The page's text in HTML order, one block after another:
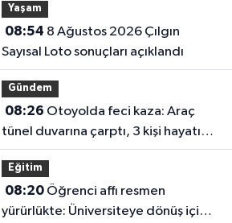
Yaşam
08:54
Sayısal Loto sonuçları açıklandı
Gündem
08:26
tünel duvarına çarptı, 3 kişi hayatını
kaybetti
Eğitim
08:20Öğrenci affı resmen
yürürlükte: Üniversiteye dönüş için 4